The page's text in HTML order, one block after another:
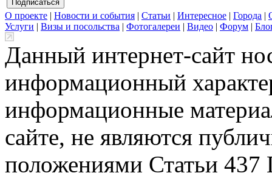
О проекте | Новости и события | Статьи | Интересное | Города |
Услуги | Визы и посольства | Фотогалереи | Видео | Форум |
Данный интернет-сайт
информационный
информационные
сайте, не являются
положениями Статьи 437